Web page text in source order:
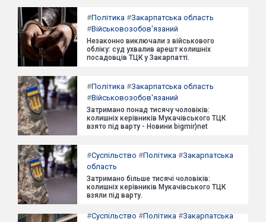
#Політика #Закарпатська область
#Військовозобов'язаний
Незаконно виключали з військового
обліку: суд ухвалив арешт колишніх
посадовців ТЦК у Закарпатті.
#Політика #Закарпатська область
#Військовозобов'язаний
Затримано понад тисячу чоловіків:
колишніх керівників Мукачівського ТЦК
взято під варту - Новини bigmir)net
#Суспільство #Політика #Закарпатська
область
Затримано більше тисячі чоловіків:
колишніх керівників Мукачівського ТЦК
взяли під варту.
#Суспільство #Політика #Закарпатська